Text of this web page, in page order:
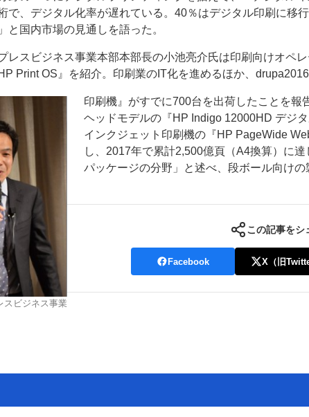
で、デジタル化率が遅れている。40％はデジタル印刷に移
と国内市場の見通しを語った。
レスビジネス事業本部本部長の小池亮介氏は印刷向けオペ
Print OS』を紹介。印刷業のIT化を進めるほか、
スビジネス事業
印刷機』がすでに700台を出荷したことを報
ヘッドモデルの『HP Indigo 12000HD デジ
インクジェット印刷機の『HP PageWide
し、2017年で累計2,500億頁（A4換算）に
パッケージの分野」と述べ、段ボール向けの
この記事をシ
Facebook X（旧